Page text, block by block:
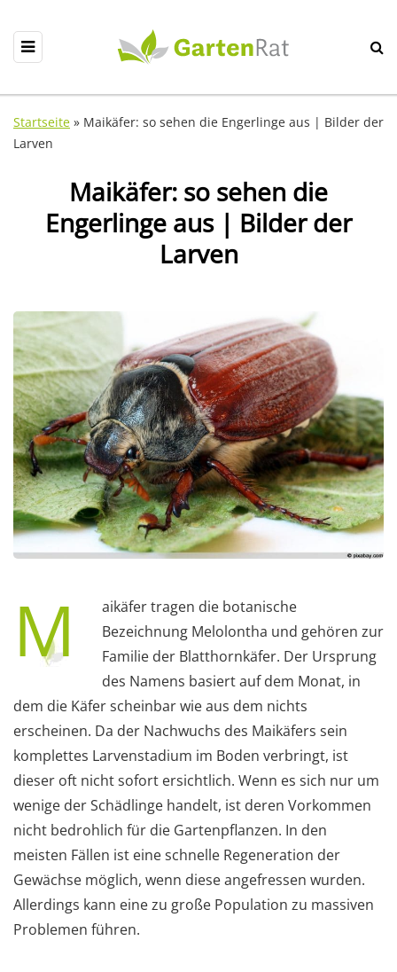
Startseite » Maikäfer: so sehen die Engerlinge aus | Bilder der
Larven
Maikäfer: so sehen die
Engerlinge aus | Bilder der
Larven
M
aikäfer tragen die botanische
Bezeichnung Melolontha und gehören zur
Familie der Blatthornkäfer. Der Ursprung
des Namens basiert auf dem Monat, in
dem die Käfer scheinbar wie aus dem nichts
erscheinen. Da der Nachwuchs des Maikäfers sein
komplettes Larvenstadium im Boden verbringt, ist
dieser oft nicht sofort ersichtlich. Wenn es sich nur um
wenige der Schädlinge handelt, ist deren Vorkommen
nicht bedrohlich für die Gartenpflanzen. In den
meisten Fällen ist eine schnelle Regeneration der
Gewächse möglich, wenn diese angefressen wurden.
Allerdings kann eine zu große Population zu massiven
Problemen führen.